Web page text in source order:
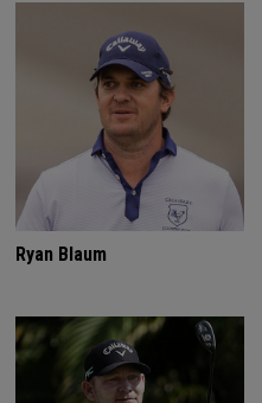
Ryan Blaum